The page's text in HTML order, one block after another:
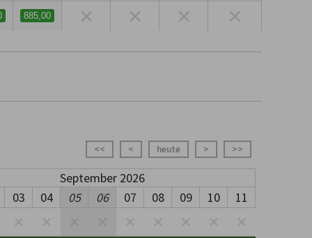
885,00 × × × ×
<< < heute > >>
September 2026
03 04 05 06 07 08 09 10 11